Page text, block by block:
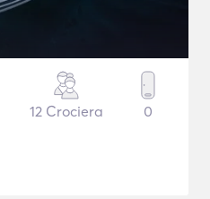
12 Crociera 0